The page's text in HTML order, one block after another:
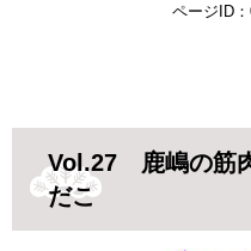
ページID
Vol.27 鹿嶋の筋
だこ